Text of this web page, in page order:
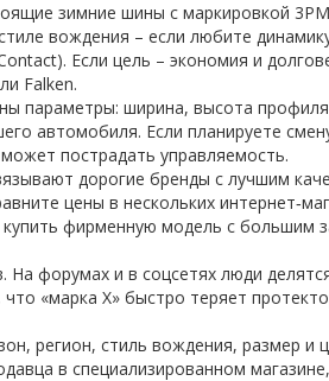
зимние шины с маркировкой
вождения – если любите
Если цель – экономия и
Falken.
параметры: ширина, высота
автомобиля. Если планируете
пострадать управляемость.
дорогие бренды с лучшим
цены в нескольких
фирменную модель с большим
форумах и в соцсетях люди
что «марка X» быстро теряет
регион, стиль вождения, размер и
в специализированном